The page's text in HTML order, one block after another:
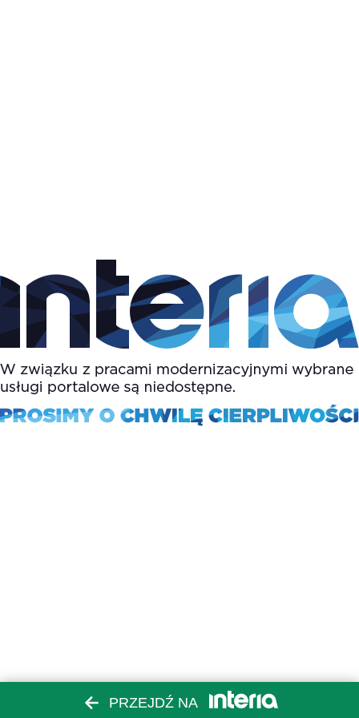
PRZEJDŹ NA